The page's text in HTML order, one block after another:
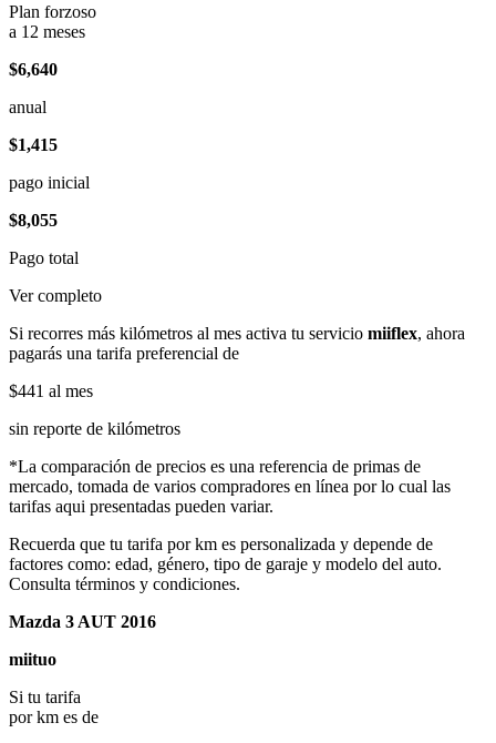
Plan forzoso
a 12 meses
$6,640
anual
$1,415
pago inicial
$8,055
Pago total
Ver completo
Si recorres más kilómetros al mes activa tu servicio miiflex, ahora
pagarás una tarifa preferencial de
$441 al mes
sin reporte de kilómetros
*La comparación de precios es una referencia de primas de
mercado, tomada de varios compradores en línea por lo cual las
tarifas aqui presentadas pueden variar.
Recuerda que tu tarifa por km es personalizada y depende de
factores como: edad, género, tipo de garaje y modelo del auto.
Consulta términos y condiciones.
Mazda 3 AUT 2016
miituo
Si tu tarifa
por km es de